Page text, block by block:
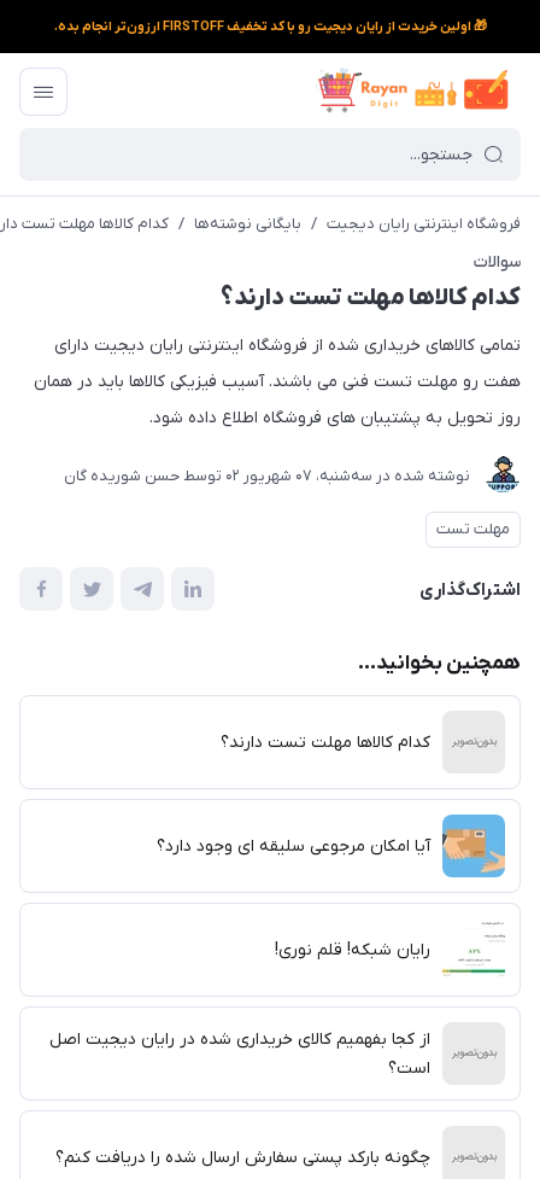
🎁 اولین خریدت از رایان دیجیت رو با کد تخفیف FIRSTOFF ارزون‌تر انجام بده.
فروشگاه اینترنتی رایان دیجیت / بایگانی نوشته‌ها / کدام کالاها مهلت تست
سوالات
کدام کالاها مهلت تست دارند؟
تمامی کالاهای خریداری شده از فروشگاه اینترنتی رایان دیجیت دارای
هفت رو مهلت تست فنی می باشند. آسیب فیزیکی کالاها باید در همان
روز تحویل به پشتیبان های فروشگاه اطلاع داده شود.
نوشته شده در ﺳﻪشنبه، 07 شهریور 02 توسط حسن شوریده گان
مهلت تست
اشتراک‌گذاری
همچنین بخوانید...
کدام کالاها مهلت تست دارند؟
آیا امکان مرجوعی سلیقه ای وجود دارد؟
رایان شبکه! قلم نوری!
از کجا بفهمیم کالای خریداری شده در رایان دیجیت اصل
است؟
چگونه بارکد پستی سفارش ارسال شده را دریافت کنم؟